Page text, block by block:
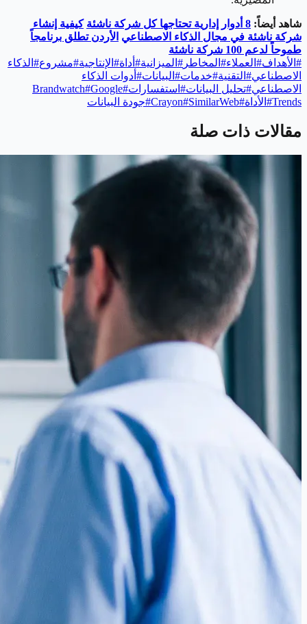
شاهد أيضاً: 8 أدوار إدارية تحتاجها كل شركة ناشئة
كيفية إنشاء
شركة ناشئة في مجال الذكاء الاصطناعي الأردن تطلق برنامجاً
طموحاً لدعم 100 شركة ناشئة
# الأهداف# العملاء# المخاطر # الميزانية# أداة# الإنتاجية#مشروع# الذكاء
الاصطناعي# التقنية#خدمات# البيانات# أدوات الذكاء
الاصطناعي#تحليل البيانات# استفسارات#
Brandwatch#Google
Trends
# الأداة#
Crayon#SimilarWeb
#جودة البيانات
مقالات ذات صلة